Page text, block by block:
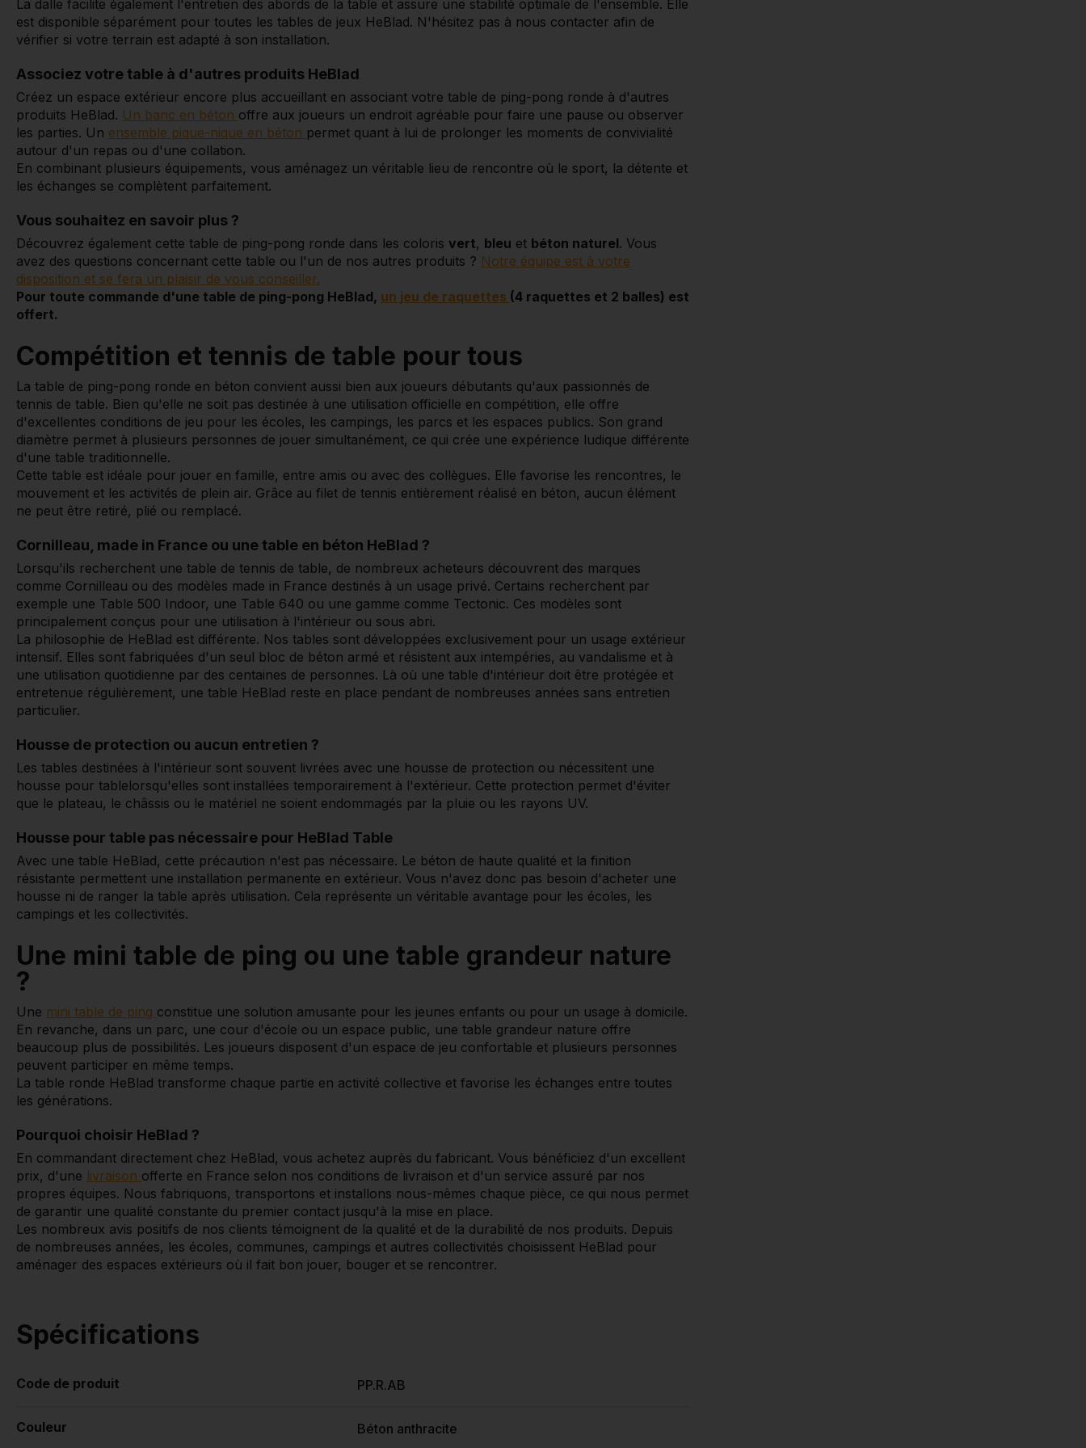
La dalle facilite également l'entretien des abords de la table et assure une stabilité optimale de l'ensemble. Elle
est disponible séparément pour toutes les tables de jeux HeBlad. N'hésitez pas à nous contacter afin de
vérifier si votre terrain est adapté à son installation.
Associez votre table à d'autres produits HeBlad
Créez un espace extérieur encore plus accueillant en associant votre table de ping-pong ronde à d'autres
produits HeBlad. Un banc en béton offre aux joueurs un endroit agréable pour faire une pause ou observer
les parties. Un ensemble pique-nique en béton permet quant à lui de prolonger les moments de convivialité
autour d'un repas ou d'une collation.
En combinant plusieurs équipements, vous aménagez un véritable lieu de rencontre où le sport, la détente et
les échanges se complètent parfaitement.
Vous souhaitez en savoir plus ?
Découvrez également cette table de ping-pong ronde dans les coloris vert, bleu et béton naturel. Vous
avez des questions concernant cette table ou l'un de nos autres produits ? Notre équipe est à votre
disposition et se fera un plaisir de vous conseiller.
Pour toute commande d'une table de ping-pong HeBlad, un jeu de raquettes (4 raquettes et 2 balles) est
offert.
Compétition et tennis de table pour tous
La table de ping-pong ronde en béton convient aussi bien aux joueurs débutants qu'aux passionnés de
tennis de table. Bien qu'elle ne soit pas destinée à une utilisation officielle en compétition, elle offre
d'excellentes conditions de jeu pour les écoles, les campings, les parcs et les espaces publics. Son grand
diamètre permet à plusieurs personnes de jouer simultanément, ce qui crée une expérience ludique différente
d'une table traditionnelle.
Cette table est idéale pour jouer en famille, entre amis ou avec des collègues. Elle favorise les rencontres, le
mouvement et les activités de plein air. Grâce au filet de tennis entièrement réalisé en béton, aucun élément
ne peut être retiré, plié ou remplacé.
Cornilleau, made in France ou une table en béton HeBlad ?
Lorsqu'ils recherchent une table de tennis de table, de nombreux acheteurs découvrent des marques
comme Cornilleau ou des modèles made in France destinés à un usage privé. Certains recherchent par
exemple une Table 500 Indoor, une Table 640 ou une gamme comme Tectonic. Ces modèles sont
principalement conçus pour une utilisation à l'intérieur ou sous abri.
La philosophie de HeBlad est différente. Nos tables sont développées exclusivement pour un usage extérieur
intensif. Elles sont fabriquées d'un seul bloc de béton armé et résistent aux intempéries, au vandalisme et à
une utilisation quotidienne par des centaines de personnes. Là où une table d'intérieur doit être protégée et
entretenue régulièrement, une table HeBlad reste en place pendant de nombreuses années sans entretien
particulier.
Housse de protection ou aucun entretien ?
Les tables destinées à l'intérieur sont souvent livrées avec une housse de protection ou nécessitent une
housse pour tablelorsqu'elles sont installées temporairement à l'extérieur. Cette protection permet d'éviter
que le plateau, le châssis ou le matériel ne soient endommagés par la pluie ou les rayons UV.
Housse pour table pas nécessaire pour HeBlad Table
Avec une table HeBlad, cette précaution n'est pas nécessaire. Le béton de haute qualité et la finition
résistante permettent une installation permanente en extérieur. Vous n'avez donc pas besoin d'acheter une
housse ni de ranger la table après utilisation. Cela représente un véritable avantage pour les écoles, les
campings et les collectivités.
Une mini table de ping ou une table grandeur nature
?
Une mini table de ping constitue une solution amusante pour les jeunes enfants ou pour un usage à domicile.
En revanche, dans un parc, une cour d'école ou un espace public, une table grandeur nature offre
beaucoup plus de possibilités. Les joueurs disposent d'un espace de jeu confortable et plusieurs personnes
peuvent participer en même temps.
La table ronde HeBlad transforme chaque partie en activité collective et favorise les échanges entre toutes
les générations.
Pourquoi choisir HeBlad ?
En commandant directement chez HeBlad, vous achetez auprès du fabricant. Vous bénéficiez d'un excellent
prix, d'une livraison offerte en France selon nos conditions de livraison et d'un service assuré par nos
propres équipes. Nous fabriquons, transportons et installons nous-mêmes chaque pièce, ce qui nous permet
de garantir une qualité constante du premier contact jusqu'à la mise en place.
Les nombreux avis positifs de nos clients témoignent de la qualité et de la durabilité de nos produits. Depuis
de nombreuses années, les écoles, communes, campings et autres collectivités choisissent HeBlad pour
aménager des espaces extérieurs où il fait bon jouer, bouger et se rencontrer.
Spécifications
Code de produit PP.R.AB
Couleur Béton anthracite